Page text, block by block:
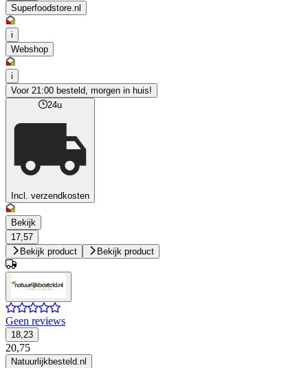
Superfoodstore.nl
i
Webshop
i
Voor 21:00 besteld, morgen in huis!
24u
Incl. verzendkosten
Bekijk
17,57
Bekijk product
Bekijk product
Geen reviews
18,23
20,75
Natuurlijkbesteld.nl